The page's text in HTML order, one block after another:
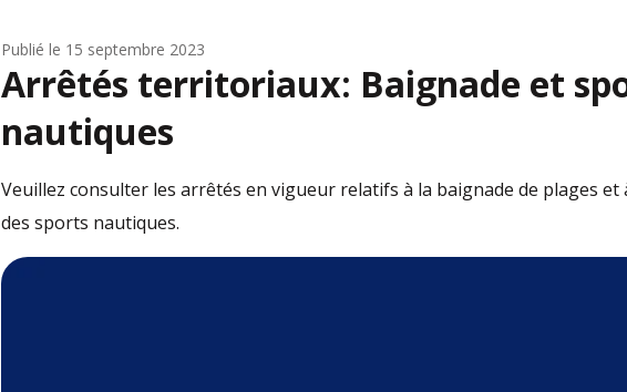
Publié le 15 septembre 2023
Arrêtés territoriaux: Baignade et
nautiques
Veuillez consulter les arrêtés en vigueur relatifs à la baignade de plages et
des sports nautiques.